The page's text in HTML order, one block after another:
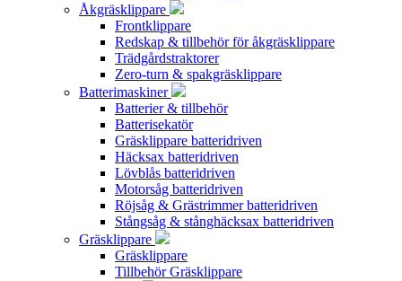
Åkgräsklippare
Frontklippare
Redskap & tillbehör för åkgräsklippare
Trädgårdstraktorer
Zero-turn & spakgräsklippare
Batterimaskiner
Batterier & tillbehör
Batterisekatör
Gräsklippare batteridriven
Häcksax batteridriven
Lövblås batteridriven
Motorsåg batteridriven
Röjsåg & Grästrimmer batteridriven
Stångsåg & stånghäcksax batteridriven
Gräsklippare
Gräsklippare
Tillbehör Gräsklippare